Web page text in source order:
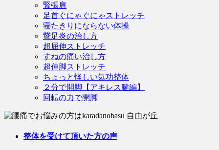
緊張肩
足首ぐにゃぐにゃストレッチ
寝たきりにならない体操
鵞足炎の治し方
超屈伸ストレッチ
すねの痛い治し方
超伸脚ストレッチ
ちょっと怪しい気功整体
２分で開脚【アキレス腱編】
回転の力で開脚
整体を受けて頂いた方の声